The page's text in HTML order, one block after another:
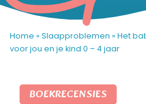
Home » Slaapproblemen » Het
voor jou en je kind 0 – 4 jaar
BOEKRECENSIES